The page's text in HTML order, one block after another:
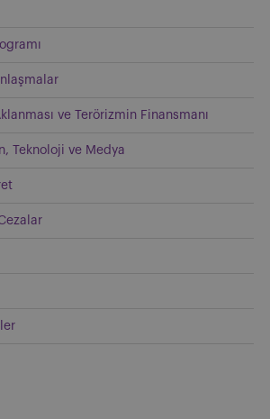
ve Terörizmin Finansmanı
Teknoloji ve Medya